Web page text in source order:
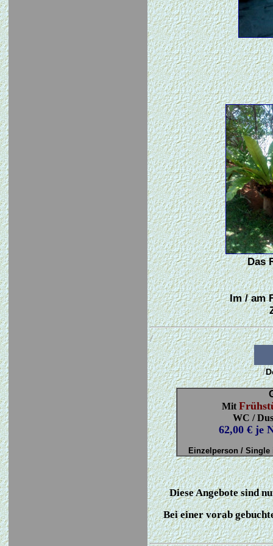
Das
Im / am
/
/
Mit
WC /
62,00 € je
Einzelperson / Single
Diese Angebote sind
Bei einer vorab